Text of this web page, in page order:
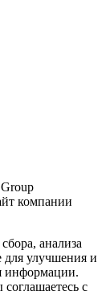
компании
анализа
для улучшения и
информации.
с